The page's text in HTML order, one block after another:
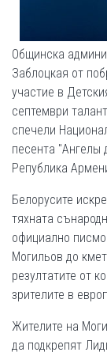
Общинска
Заблоцкая от
участие в
септември
спечели
песента "Ангелы
Република
Белорусите
тяхната
официално писмо
Могильов до
резултатите от
зрителите в
Жителите на
да подкрепят